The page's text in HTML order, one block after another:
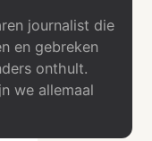
journalist die
en gebreken
onthult.
we allemaal